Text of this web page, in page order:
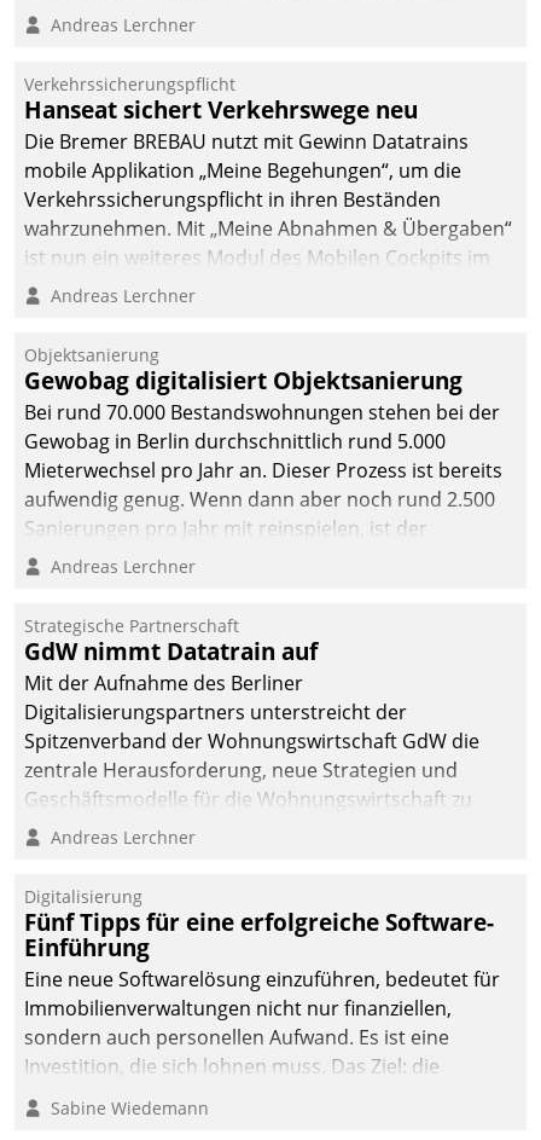
Mieter wohlgeordnet kommen und, so es sein muss,
Andreas Lerchner
Verkehrssicherungspflicht
Hanseat sichert Verkehrswege neu
Die Bremer BREBAU nutzt mit Gewinn Datatrains
mobile Applikation „Meine Begehungen“, um die
Verkehrssicherungspflicht in ihren Beständen
wahrzunehmen. Mit „Meine Abnahmen & Übergaben“
ist nun ein weiteres Modul des Mobilen Cockpits im
Einsatz.
Andreas Lerchner
Objektsanierung
Gewobag digitalisiert Objektsanierung
Bei rund 70.000 Bestandswohnungen stehen bei der
Gewobag in Berlin durchschnittlich rund 5.000
Mieterwechsel pro Jahr an. Dieser Prozess ist bereits
aufwendig genug. Wenn dann aber noch rund 2.500
Sanierungen pro Jahr mit reinspielen, ist der
Betreuungs- und Organisationsaufwand immens. Im
kommunale Wohnungsbauunternehmen daher
gemeinsam mit der Berliner Datatrain GmbH den
Teilprozess der Objektsanierung digitalisiert.
Andreas Lerchner
Strategische Partnerschaft
GdW nimmt Datatrain auf
Mit der Aufnahme des Berliner
Digitalisierungspartners unterstreicht der
Spitzenverband der Wohnungswirtschaft GdW die
zentrale Herausforderung, neue Strategien und
Geschäftsmodelle für die Wohnungswirtschaft zu
entwickeln.
Andreas Lerchner
Digitalisierung
Fünf Tipps für eine erfolgreiche Software-
Einführung
Eine neue Softwarelösung einzuführen, bedeutet für
Immobilienverwaltungen nicht nur finanziellen,
sondern auch personellen Aufwand. Es ist eine
Investition, die sich lohnen muss. Das Ziel: die
nachhaltige Optimierung der Geschäftsabläufe. Damit
dieses Ziel erreicht wird, sollten einige Grundregeln
Sabine Wiedemann